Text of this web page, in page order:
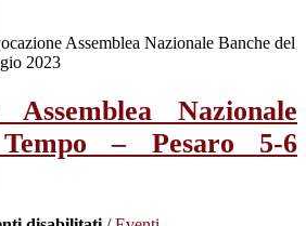
Assemblea Nazionale Banche del
2023
Assemblea Nazionale
– Pesaro 5-6